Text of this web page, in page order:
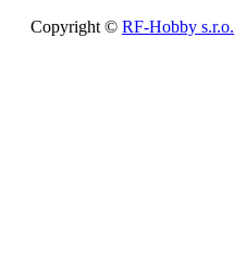
Copyright © RF-Hobby s.r.o.